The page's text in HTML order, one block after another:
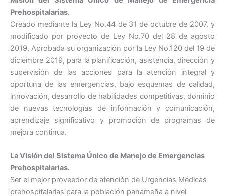
Prehospitalarias.
Creado mediante la Ley No.44 de 31 de octubre de 2007, y
modificado por proyecto de Ley No.70 del 28 de agosto
2019, Aprobada su organización por la Ley No.120 del 19 de
diciembre 2019, para la planificación, asistencia, dirección y
supervisión de las acciones para la atención integral y
oportuna de las emergencias, bajo esquemas de calidad,
innovación, desarrollo de habilidades competitivas, dominio
de nuevas tecnologías de información y comunicación,
aprendizaje significativo y promoción de programas de
mejora continua.
La Visión del Sistema Único de Manejo de Emergencias
Prehospitalarias.
Ser el mejor proveedor de atención de Urgencias Médicas
prehospitalarias para la población panameña a nivel